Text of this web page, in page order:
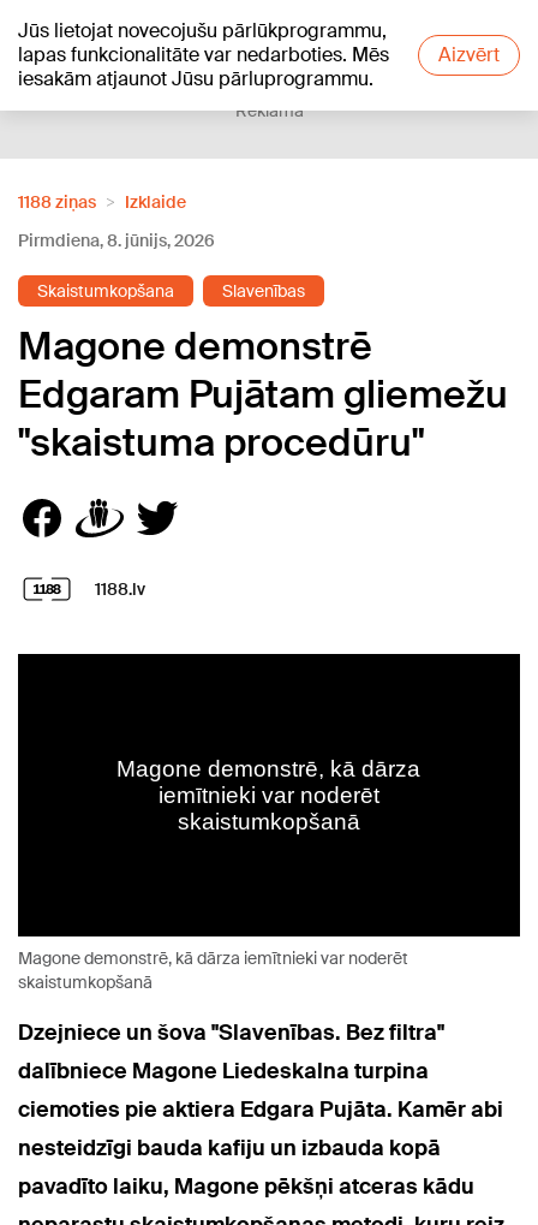
Jūs lietojat novecojušu pārlūkprogrammu,
lapas funkcionalitāte var nedarboties. Mēs
iesakām atjaunot Jūsu pārluprogrammu.
Aizvērt
+15°C
Reklāma
1188 ziņas
Izklaide
Pirmdiena, 8. jūnijs, 2026
Skaistumkopšana Slavenības
Magone demonstrē
Edgaram Pujātam gliemežu
"skaistuma procedūru"
1188.lv
Magone demonstrē, kā dārza iemītnieki var noderēt
skaistumkopšanā
Dzejniece un šova "Slavenības. Bez filtra"
dalībniece Magone Liedeskalna turpina
ciemoties pie aktiera Edgara Pujāta. Kamēr abi
nesteidzīgi bauda kafiju un izbauda kopā
pavadīto laiku, Magone pēkšņi atceras kādu